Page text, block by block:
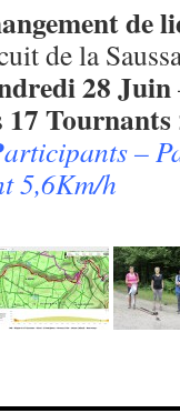
de
de la
28 Juin
17
articipants –
5,6Km/h